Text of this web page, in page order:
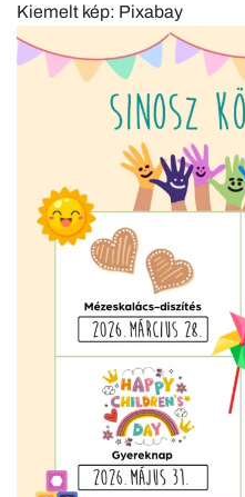
Kiemelt kép: Pixabay